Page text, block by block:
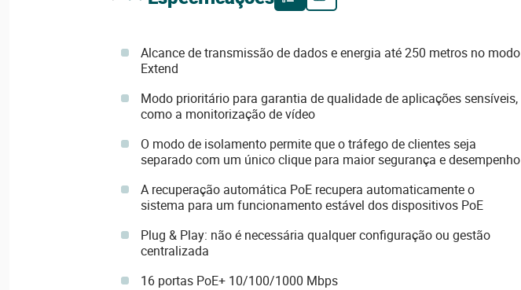
Alcance de transmissão de dados e energia até 250 metros no modo
Extend
Modo prioritário para garantia de qualidade de aplicações sensíveis,
como a monitorização de vídeo
O modo de isolamento permite que o tráfego de clientes seja
separado com um único clique para maior segurança e desempenho
A recuperação automática PoE recupera automaticamente o
sistema para um funcionamento estável dos dispositivos PoE
Plug & Play: não é necessária qualquer configuração ou gestão
centralizada
16 portas PoE+ 10/100/1000 Mbps